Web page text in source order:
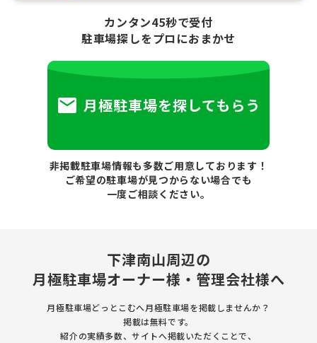
カンタン45秒で受付
駐車場探しをプロにおまかせ
月極駐車場を探してもらう
非掲載駐車場情報も多数ご用意しております！
ご希望の駐車場が見つからない場合でも
一度ご相談ください。
下津南山周辺の
月極駐車場オーナー様・管理会社様へ
月極駐車場どっとこむへ月極駐車場を掲載しませんか？
掲載は無料です。
紹介の実績多数、サイトへ掲載いただくことで、